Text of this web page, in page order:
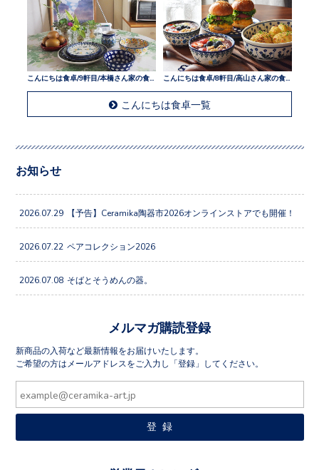
こんにちは食卓/9軒目/本橋さん家の食卓
こんにちは食卓一覧
お知らせ
2026.07.29 【予告】Ceramika陶器市2026オンラインストアでも開催！
2026.07.22 ペアコレクション2026
2026.07.08 そばとそうめんの器。
メルマガ購読登録
新商品の入荷など最新情報をお届けいたします。
ご希望の方はメールアドレスをご入力し「登録」してください。